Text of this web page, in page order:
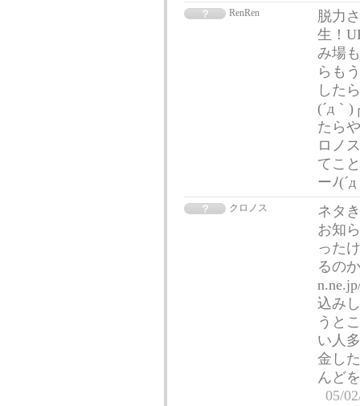
RenRen
脱力
生！
み場
らも
した
(´д｀
たら
ロノ
てこ
ーﾉ
クロノス
ネタ
お知
った
るの
込み
うと
い人
金し
んど
05/